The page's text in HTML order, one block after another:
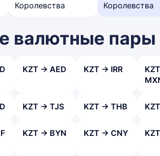
Королевства
Королевства
валютные пары
KZT → AED KZT → IRR
KZT → TJS KZT → THB
KZT → BYN KZT → CNY